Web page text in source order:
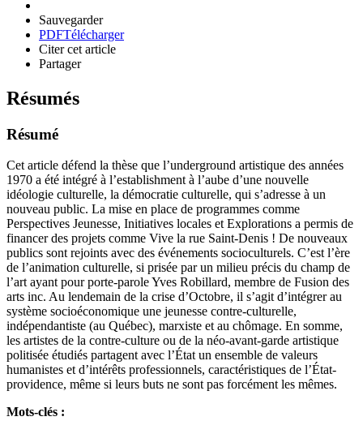
Sauvegarder
PDFTélécharger
Citer cet article
Partager
Résumés
Résumé
Cet article défend la thèse que l’underground artistique des années
1970 a été intégré à l’establishment à l’aube d’une nouvelle
idéologie culturelle, la démocratie culturelle, qui s’adresse à un
nouveau public. La mise en place de programmes comme
Perspectives Jeunesse, Initiatives locales et Explorations a permis de
financer des projets comme Vive la rue Saint-Denis ! De nouveaux
publics sont rejoints avec des événements socioculturels. C’est l’ère
de l’animation culturelle, si prisée par un milieu précis du champ de
l’art ayant pour porte-parole Yves Robillard, membre de Fusion des
arts inc. Au lendemain de la crise d’Octobre, il s’agit d’intégrer au
système socioéconomique une jeunesse contre-culturelle,
indépendantiste (au Québec), marxiste et au chômage. En somme,
les artistes de la contre-culture ou de la néo-avant-garde artistique
politisée étudiés partagent avec l’État un ensemble de valeurs
humanistes et d’intérêts professionnels, caractéristiques de l’État-
providence, même si leurs buts ne sont pas forcément les mêmes.
Mots-clés :